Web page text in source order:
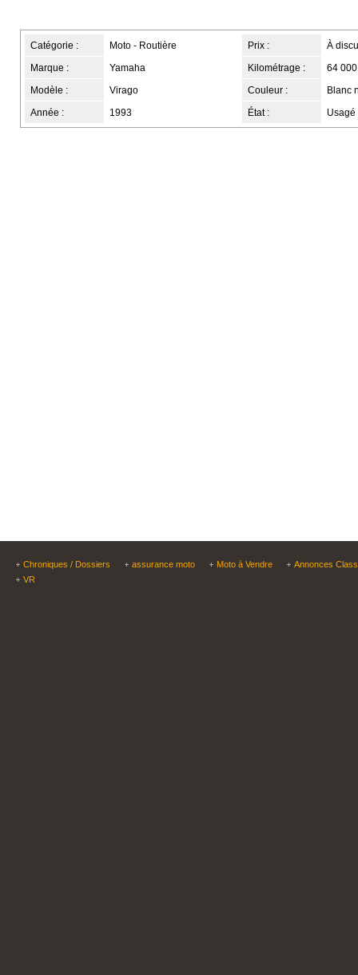
Catégorie : Moto - Routière
Marque : Yamaha
Modèle : Virago
Année : 1993
Prix : À
Kilométrage : 64
Couleur : Blanc
État : Usagé
Chroniques / Dossiers assurance moto Moto à Vendre
Annonces
VR